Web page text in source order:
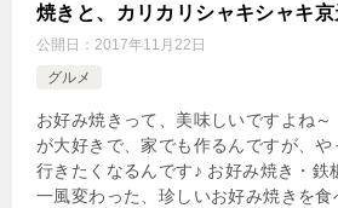
焼きと、カリカリシャキシャキ
公開日： 2017年11月22日
グルメ
お好み焼きって、美味しいですよね～
が大好きで、家でも作るんですが、や
行きたくなるんです♪ お好み焼き・鉄
一風変わった、珍しいお好み焼きを